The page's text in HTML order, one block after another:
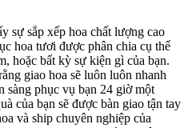
sự sắp xếp hoa chất lượng cao
hoa tươi được phân chia cụ thể
hoặc bất kỳ sự kiện gì của bạn.
giao hoa sẽ luôn luôn nhanh
sàng phục vụ bạn 24 giờ một
của bạn sẽ được bàn giao tận tay
và ship chuyên nghiệp của